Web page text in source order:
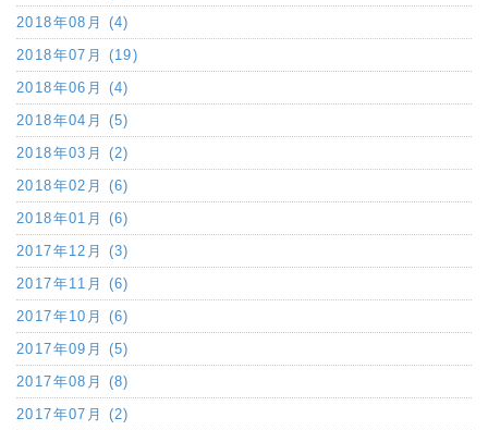
2018年08月 (4)
2018年07月 (19)
2018年06月 (4)
2018年04月 (5)
2018年03月 (2)
2018年02月 (6)
2018年01月 (6)
2017年12月 (3)
2017年11月 (6)
2017年10月 (6)
2017年09月 (5)
2017年08月 (8)
2017年07月 (2)